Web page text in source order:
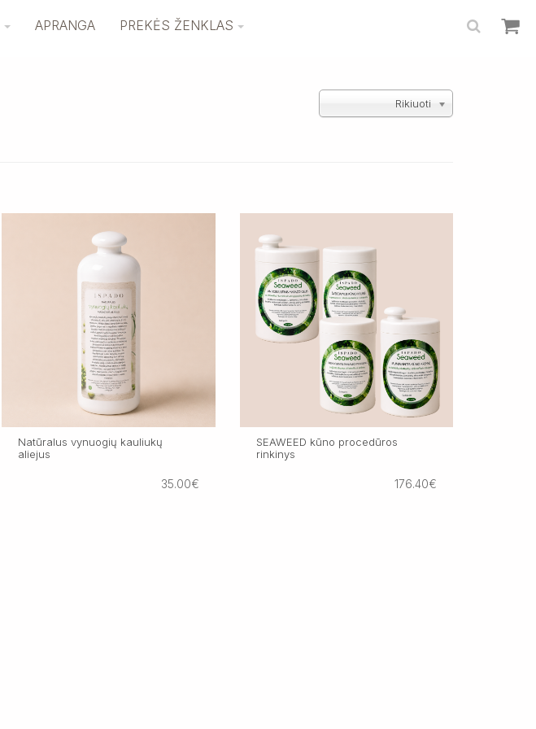
APRANGA PREKĖS ŽENKLAS
Rikiuoti
Natūralus vynuogių kauliukų
aliejus
35.00€
SEAWEED kūno procedūros
rinkinys
176.40€